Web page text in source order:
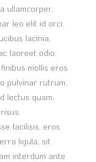
ullamcorper,
leo elit id orci.
lacinia,
laoreet odio.
mollis eros
pulvinar rutrum.
lectus quam,
facilisis, eros
ligula, sit
interdum ante